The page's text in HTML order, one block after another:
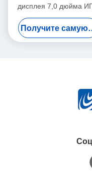
дисплея 7,0 дюйма
ТФТ ЛКД для
систем офисной
автоматизации